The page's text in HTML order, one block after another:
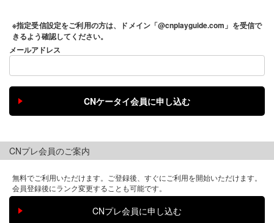
※指定受信設定をご利用の方は、ドメイン「@cnplayguide.com」を受信で
きるよう確認してください。
メールアドレス
CNプレ会員のご案内
無料でご利用いただけます。ご登録後、すぐにご利用を開始いただけます。
会員登録後にランク変更することも可能です。